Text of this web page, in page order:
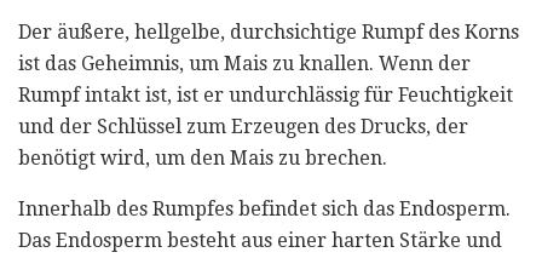
Der äußere, hellgelbe, durchsichtige Rumpf des Korns
ist das Geheimnis, um Mais zu knallen. Wenn der
Rumpf intakt ist, ist er undurchlässig für Feuchtigkeit
und der Schlüssel zum Erzeugen des Drucks, der
benötigt wird, um den Mais zu brechen.
Innerhalb des Rumpfes befindet sich das Endosperm.
Das Endosperm besteht aus einer harten Stärke und